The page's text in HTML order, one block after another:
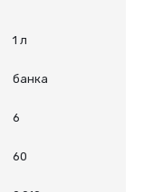
1 л
банка
6
60